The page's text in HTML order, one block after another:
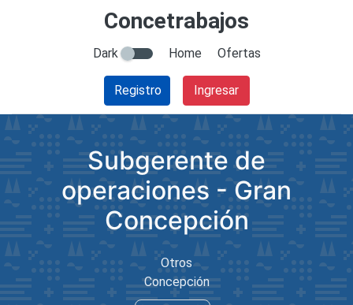
Concetrabajos
Dark Home Ofertas
Registro Ingresar
Subgerente de
operaciones - Gran
Concepción
Otros
Concepción